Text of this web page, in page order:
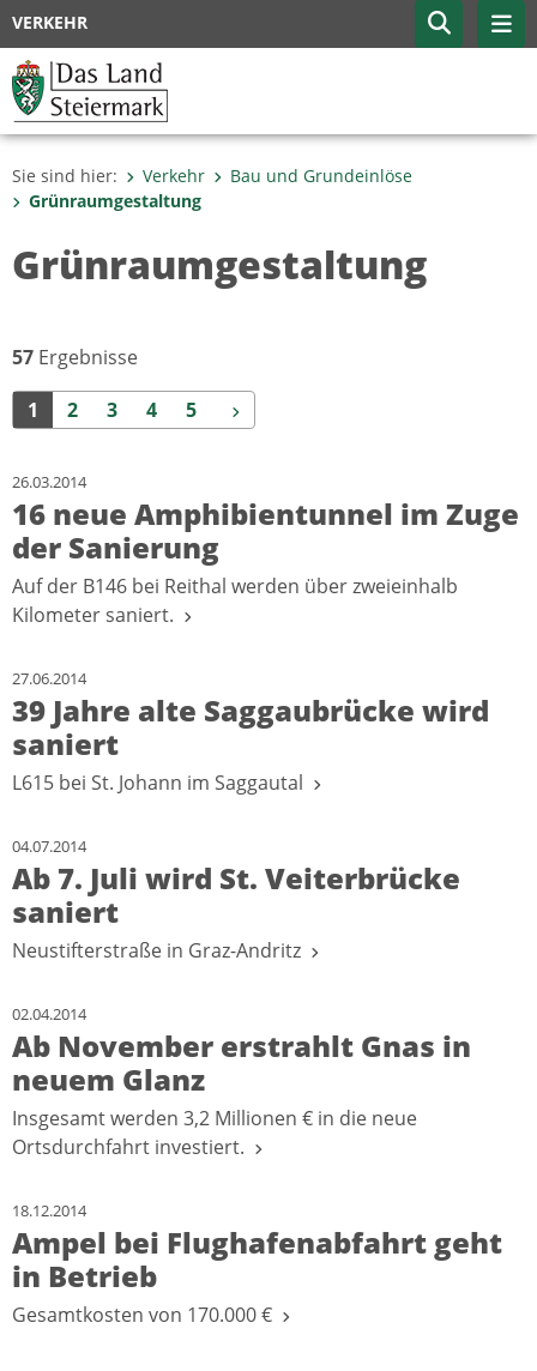
VERKEHR
Sie sind hier: Verkehr
Bau und Grundeinlöse
Grünraumgestaltung
Grünraumgestaltung
57 Ergebnisse
1 2 3 4 5 Weiter
26.03.2014
16 neue Amphibientunnel im Zuge
der Sanierung
Auf der B146 bei Reithal werden über zweieinhalb
Kilometer saniert.
27.06.2014
39 Jahre alte Saggaubrücke wird
saniert
L615 bei St. Johann im Saggautal
04.07.2014
Ab 7. Juli wird St. Veiterbrücke
saniert
Neustifterstraße in Graz-Andritz
02.04.2014
Ab November erstrahlt Gnas in
neuem Glanz
Insgesamt werden 3,2 Millionen € in die neue
Ortsdurchfahrt investiert.
18.12.2014
Ampel bei Flughafenabfahrt geht
in Betrieb
Gesamtkosten von 170.000 €